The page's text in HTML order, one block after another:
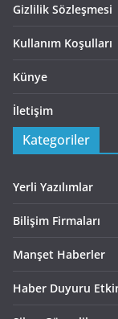
Gizlilik Sözleşmesi
Kullanım Koşulları
Künye
İletişim
Kategoriler
Yerli Yazılımlar
Bilişim Firmaları
Manşet Haberler
Haber Duyuru